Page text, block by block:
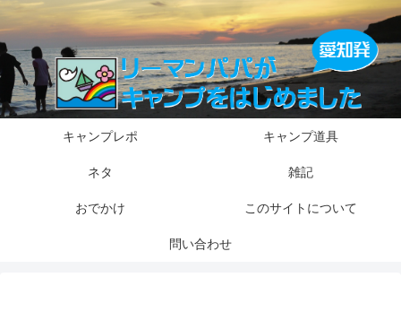
キャンプレポ キャンプ道具
ネタ 雑記
おでかけ このサイトについて
問い合わせ